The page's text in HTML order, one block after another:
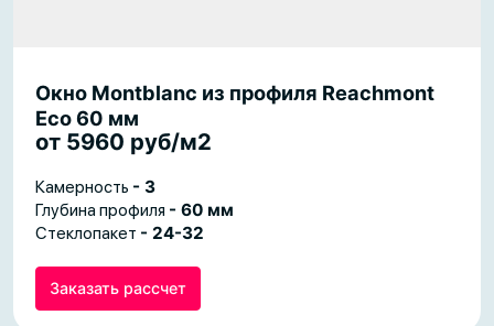
Окно Montblanc из профиля Reachmont
Eco 60 мм
от 5960 руб/м2
Камерность - 3
Глубина профиля - 60 мм
Стеклопакет - 24-32
Заказать рассчет